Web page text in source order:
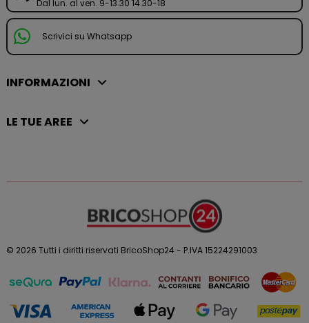
Dal lun. al ven. 9-13.30 14.30-18
Scrivici su Whatsapp
INFORMAZIONI
LE TUE AREE
© 2026 Tutti i diritti riservati BricoShop24 - P.IVA 15224291003